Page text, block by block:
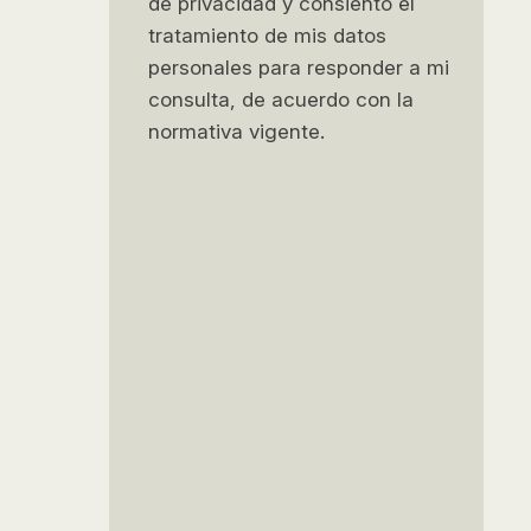
Contabilidad Financiera
(ADGD039PO)
Contabilidad de Costes
(ADGD038PO)
tratamiento de mis datos
personales para responder a mi
consulta, de acuerdo con la
normativa vigente.